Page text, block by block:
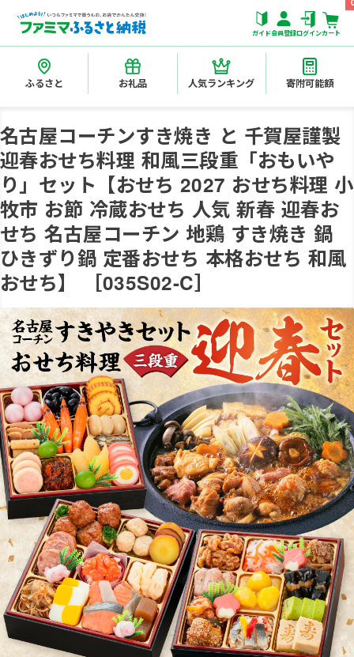
ガイド会員登録ログインカート
ふるさと お礼品 人気ランキング 寄附可能額
名古屋コーチンすき焼き と 千賀屋謹製
迎春おせち料理 和風三段重「おもいや
り」セット【おせち 2027 おせち料理 小
牧市 お節 冷蔵おせち 人気 新春 迎春お
せち 名古屋コーチン 地鶏 すき焼き 鍋
ひきずり鍋 定番おせち 本格おせち 和風
おせち】 ［035S02-C］